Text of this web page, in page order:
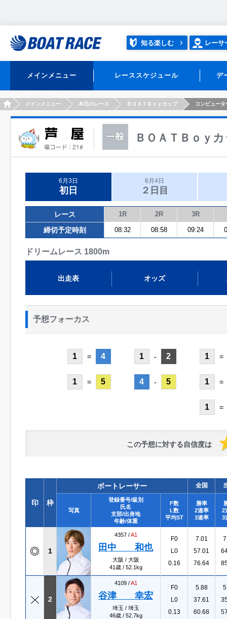
知る楽しむ レーサ
メインメニュー レーススケジュール デ
HOMEメインメニュー 本日のレース ＢＯＡＴＢｏｙカップ コンピュータ
ＢＯＡＴＢｏｙ
6月3日
初日
6月4日
２日目
レース 1R 2R 3R
締切予定時刻 08:32 08:58 09:24
ドリームレース 1800m
出走表 オッズ
予想フォーカス
1 = 4
1 = 5
1 - 2
4 - 5
1 =
1 =
1 =
この予想に対する自信度は
印 枠
ボートレーサー 全国
写真
登録番号/級別
氏名
支部/出身地
年齢/体重
F数
L数
平均ST
勝率
2連率
3連率
2
3
1
4357 /A1
田中 和也
大阪 / 大阪
41歳 / 52.1kg
F0
L0
0.16
7.01
57.01
76.64
2
4109 /A1
谷津 幸宏
埼玉 / 埼玉
46歳 / 52.7kg
F0
L0
0.13
5.88
37.61
60.68